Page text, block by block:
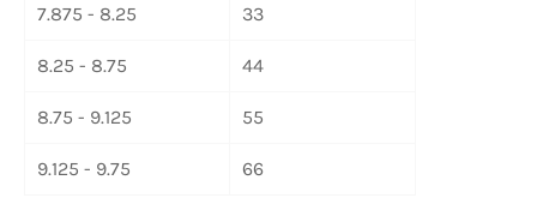
7.875 - 8.25 33
8.25 - 8.75 44
8.75 - 9.125 55
9.125 - 9.75 66